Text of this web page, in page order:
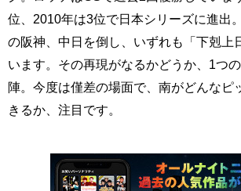
位、2010年は3位で日本シリーズに進出
の阪神、中日を倒し、いずれも「下剋上
います。その再現がなるかどうか、1つ
陣。今度は僅差の場面で、南がどんなピ
きるか、注目です。